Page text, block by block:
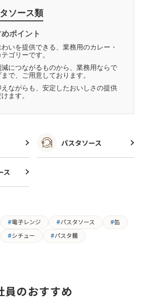
ソース類
ポイント
いを提供できる、業務用のカレー・
ゴリーです。
につながるものから、業務用ならで
で、ご用意しております。
ながらも、安定したおいしさの提供
ます。
パスタソース
ス
電子レンジ パスタソース
缶
シチュー パスタ麺
員のおすすめ